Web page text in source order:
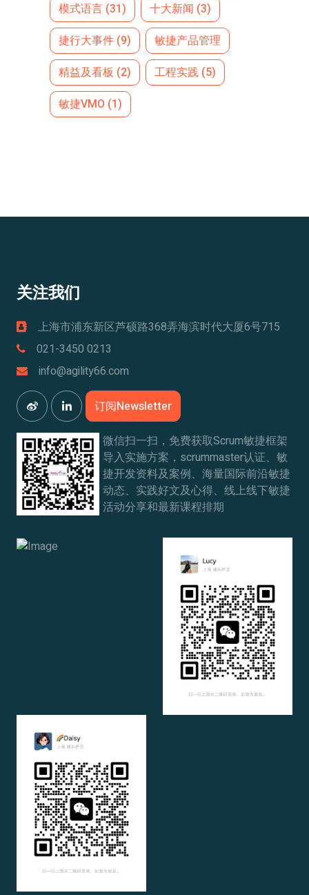
模式语言 (31) 十大新闻 (3)
捷行大事件 (9)
敏捷产品管理
精益及看板 (2) 工程实践 (5)
敏捷VMO (1)
关注我们
上海市浦东新区芦硕路368弄海滨时代大厦6号715
021-3450 0213
info@agility66.com
订阅Newsletter
微信扫一扫，免费获取Scrum敏捷框架
导入实施方案，scrummaster认证、敏
捷开发资料及案例、海量国际前沿敏捷
动态、实践好文及心得、线上线下敏捷
活动分享和最新课程排期